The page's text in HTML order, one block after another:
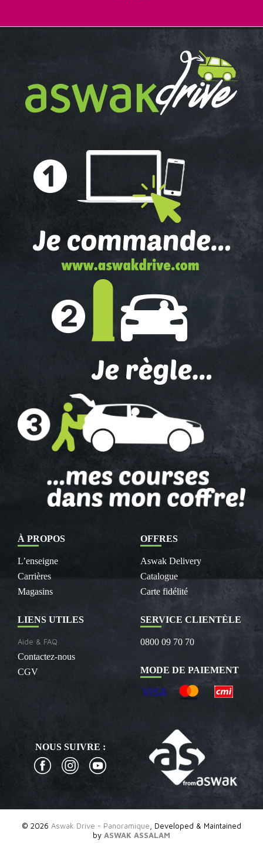
À PROPOS
L’enseigne
Carrières
Magasins
OFFRES
Aswak Delivery
Catalogue
Carte fidélité
LIENS UTILES
Aide & FAQ
Contactez-nous
CGV
SERVICE CLIENTÈLE
0800 09 70 70
MODE DE PAIEMENT
NOUS SUIVRE :
© 2026 Aswak Drive - Panoramique , Developed & Maintained
by ASWAK ASSALAM